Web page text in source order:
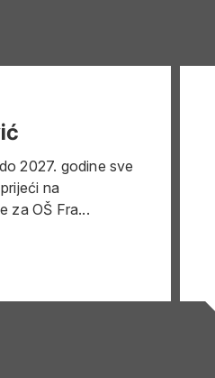
2027. godine sve
na
za OŠ Fra...